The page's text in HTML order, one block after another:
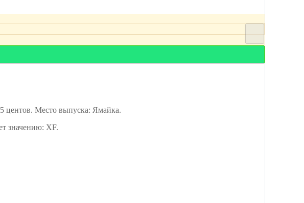
центов. Место выпуска: Ямайка.
значению: XF.